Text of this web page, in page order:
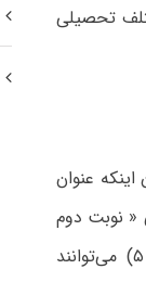
تحصیلی
اینکه عنوان
« نوبت دوم
» تغییریافته است، اظهارکرد: کلیه داوطلبان مجاز به انتخاب رشته (بر اساس ردیف ۵) می‌توانند